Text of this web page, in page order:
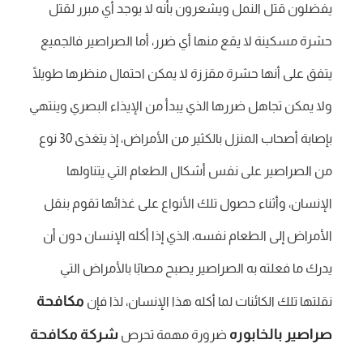
يفضلون قتل النمل ويشعرون بأنه لا يوجد أي مبرر لقتل
حشرة مسكينة لا يقع منها أي ضرر، أما الصراصير فالجميع
يتفق على أنها حشرة مقززة لا يمكن احتمال منظرها طويلًا
ولا يمكن تجاهل ضررها الذي يبدأ من الإيذاء البصري وينتهي
بإصابة أصحاب المنزل بالكثير من الأمراض، إذ يتغذى 30 نوع
من الصراصير على نفس أشكال الطعام التي يتناولها
الإنسان، وأثناء حصول تلك الأنواع على غذائها تقوم بنقل
الأمراض إلى الطعام نفسه، الذي إذا أكله الإنسان دون أن
يدرك ما فعلته به الصراصير يصبح مصابًا بالأمراض التي
نقلتها تلك الكائنات لما أكله هذا الإنسان، لذا فإن مكافحة
صراصير بالخابوره ضرورة مهمة تحرص شركة مكافحة